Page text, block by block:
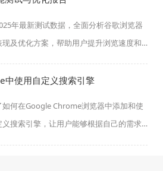
年最新测试数据，全面分析谷歌浏览器
现及优化方案，帮助用户提升浏览速度和
使用自定义搜索引擎
如何在Google Chrome浏览器中添加和使
义搜索引擎，让用户能够根据自己的需求